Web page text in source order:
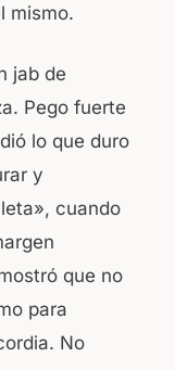
mismo.
jab de
Pego fuerte
lo que duro
y
cuando
que no
para
No